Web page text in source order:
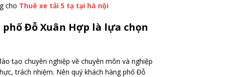
cho Thuê xe tải 5 tạ tại hà nội
Đỗ Xuân Hợp là lựa chọn
tạo chuyên nghiệp về chuyên môn và nghiệp
trách nhiệm. Nên quý khách hàng phố Đỗ